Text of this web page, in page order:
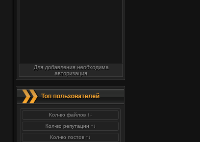
Для добавления необходима
авторизация
Топ пользователей
Кол-во файлов ↑↓
Кол-во репутации ↑↓
Кол-во постов ↑↓